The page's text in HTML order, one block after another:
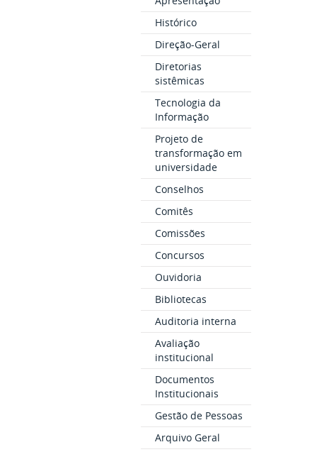
Histórico
Direção-Geral
Diretorias
sistêmicas
Tecnologia da
Informação
Projeto de
transformação em
universidade
Conselhos
Comitês
Comissões
Concursos
Ouvidoria
Bibliotecas
Auditoria interna
Avaliação
institucional
Documentos
Institucionais
Gestão de Pessoas
Arquivo Geral